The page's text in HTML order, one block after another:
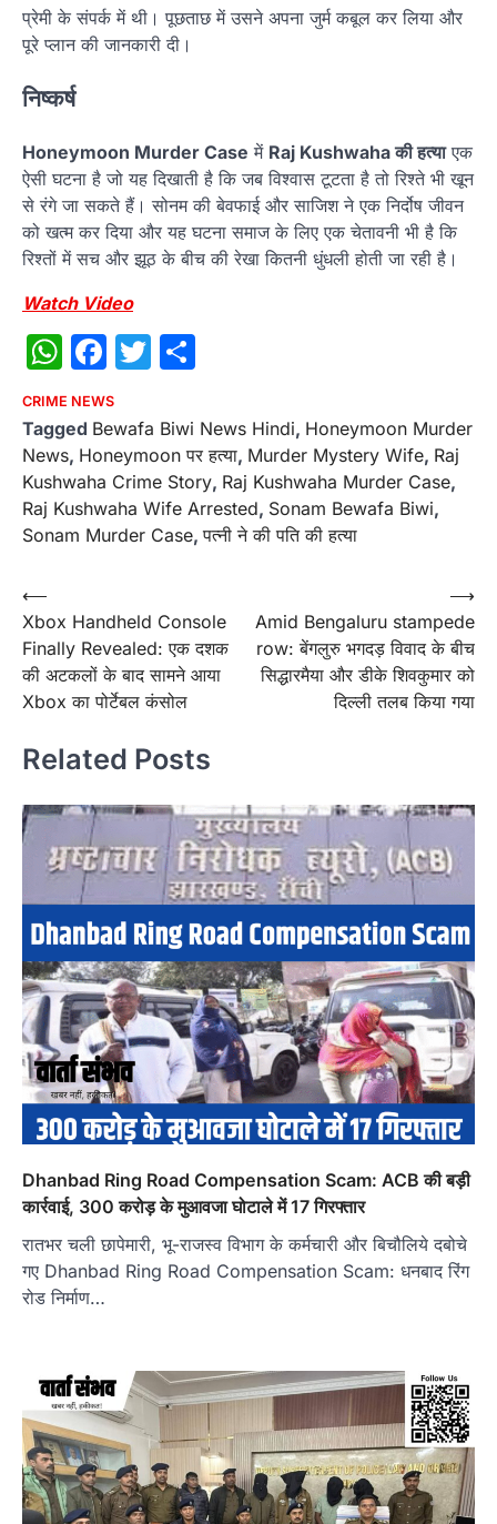
प्रेमी के संपर्क में थी। पूछताछ में उसने अपना जुर्म कबूल कर लिया और
पूरे प्लान की जानकारी दी।
निष्कर्ष
Honeymoon Murder Case में Raj Kushwaha की हत्याएक
ऐसी घटना है जो यह दिखाती है कि जब विश्वास टूटता है तो रिश्ते भी खून
से रंगे जा सकते हैं। सोनम की बेवफाई और साजिश ने एक निर्दोष जीवन
को खत्म कर दिया और यह घटना समाज के लिए एक चेतावनी भी है कि
रिश्तों में सच और झूठ के बीच की रेखा कितनी धुंधली होती जा रही है।
Watch Video
WhatsApp
Facebook
Twitter
CRIME NEWS
Tagged Bewafa Biwi News Hindi, Honeymoon Murder
News, Honeymoon पर हत्या, Murder Mystery Wife, Raj
Kushwaha Crime Story, Raj Kushwaha Murder Case,
Raj Kushwaha Wife Arrested, Sonam Bewafa Biwi,
Sonam Murder Case,पत्नी ने की पति की हत्या
Post
navigation
⟵
Xbox Handheld Console
Finally Revealed: एक दशक
की अटकलों के बाद सामने आया
Xbox का पोर्टेबल कंसोल
Amid Bengaluru stampede
row: बेंगलुरु भगदड़ विवाद के बीच
सिद्धारमैया और डीके शिवकुमार को
दिल्ली तलब किया गया
⟶
Related Posts
Dhanbad Ring Road Compensation Scam: ACB की बड़ी
कार्रवाई, 300 करोड़ के मुआवजा घोटाले में 17 गिरफ्तार
रातभर चली छापेमारी, भू-राजस्व विभाग के कर्मचारी और बिचौलिये दबोचे
गए Dhanbad Ring Road Compensation Scam: धनबाद रिंग
रोड निर्माण…